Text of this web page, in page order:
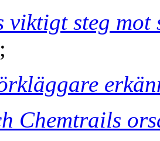
viktigt steg
;
Chemtrails